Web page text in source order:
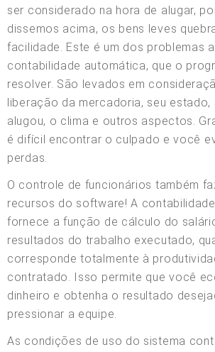
ser considerado na hora de alugar,
dissemos acima, os bens leves
facilidade. Este é um dos problemas
contabilidade automática, que o
resolver. São levados em
liberação da mercadoria, seu estado,
alugou, o clima e outros aspectos.
é difícil encontrar o culpado e você
perdas.
O controle de funcionários também
recursos do software! A
fornece a função de cálculo do
resultados do trabalho executado,
corresponde totalmente à
contratado. Isso permite que você
dinheiro e obtenha o resultado
pressionar a equipe.
As condições de uso do sistema